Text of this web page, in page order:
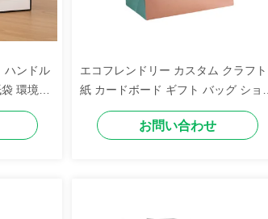
ハンドル
環境に
ろうそ
エコフレンドリー カスタム クラフト
紙 カードボード ギフト バッグ ショッ
ピング バッグ ロゴ プリント ラグジュ
アリー 紙 ショッピング バッグ 服 靴
お問い合わせ